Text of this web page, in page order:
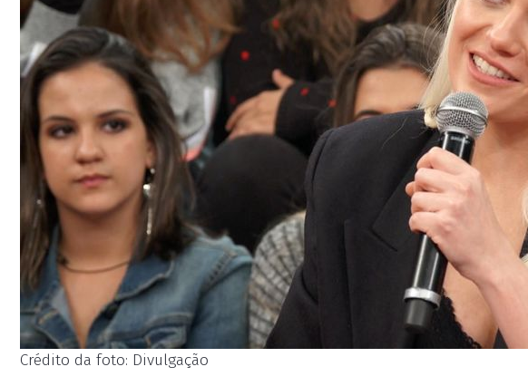
Crédito da foto: Divulgação